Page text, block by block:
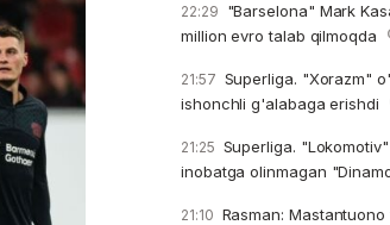
22:29 "Barselona" Mark
million evro talab qilmoqda
21:57 Superliga. "Xorazm"
ishonchli g'alabaga erishdi
21:25 Superliga.
inobatga olinmagan
21:10 Rasman: